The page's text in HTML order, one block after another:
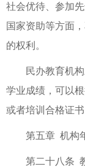
社会优待、参加
国家资助等方面
的权利。
民办教育机构
学业成绩，可以
或者培训合格证书
第五章 机构
第二十八条 教